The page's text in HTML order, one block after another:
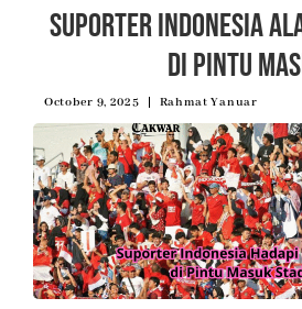
Suporter Indonesia
di Pintu
October 9, 2025 Rahmat Yanuar